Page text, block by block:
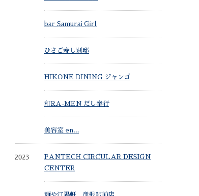
bar Samurai Girl
ひさご寿し別邸
HIKONE DINING ジャンゴ
和RA-MEN だし奉行
美容室 en...
2023
PANTECH CIRCULAR DESIGN
CENTER